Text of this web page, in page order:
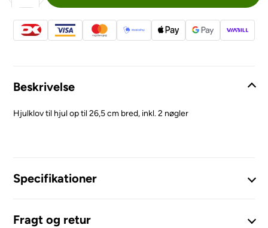
Beskrivelse
Hjulklov til hjul op til 26,5 cm bred, inkl. 2 nøgler
Specifikationer
Fragt og retur